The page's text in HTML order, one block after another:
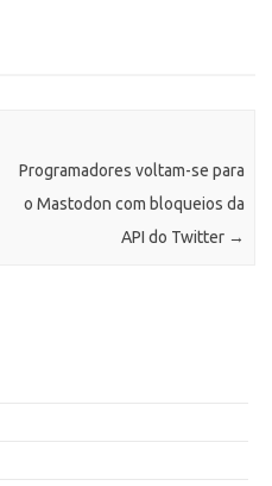
Programadores voltam-se para
o Mastodon com bloqueios da
API do Twitter →